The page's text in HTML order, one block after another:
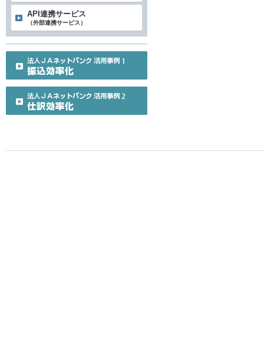
API連携サービス
（外部連携サービス）